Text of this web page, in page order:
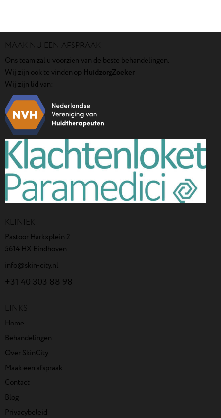
MAAK NU EEN AFSPRAAK
Ons team zal u voorzien van de beste behandelingen.
Wij zijn ook te vinden op HuidzorgZoeker
Wij zijn lid van:
KLINIEK
Pastoor Harkxplein 2
5614 HX Eindhoven
info@skin-city.nl
+31 40 303 88 98
LINKS
Home
Behandelingen
Over SkinCity
Maak een afspraak
Contact
Blog
Privacybeleid